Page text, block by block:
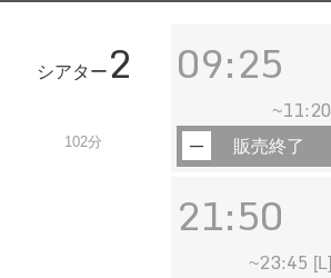
シアター 2
102分
09:25
~11:20
販売終了
21:50
~23:45 [L]